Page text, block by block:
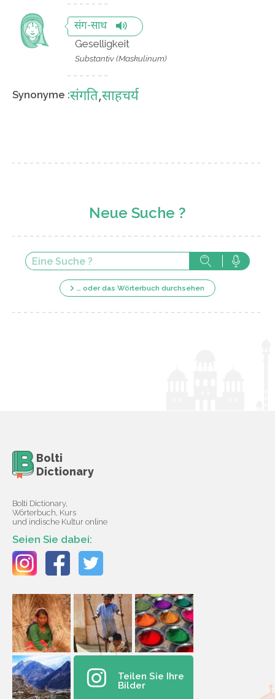
संग-साथ
Geselligkeit
Substantiv (Maskulinum)
Synonyme :संगति,साहचर्य
Neue Suche ?
… oder das Wörterbuch durchsehen
Bolti
Dictionary
Bolti Dictionary,
Wörterbuch, Kurs
und indische Kultur online
Seien Sie dabei:
Teilen Sie Ihre
Bilder